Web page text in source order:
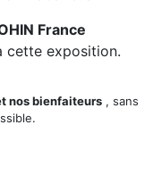
France
cette exposition.
nos bienfaiteurs , sans